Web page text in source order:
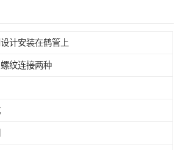
计安装在鹤管上
纹连接两种